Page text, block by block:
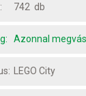
742 db
Azonnal
LEGO City